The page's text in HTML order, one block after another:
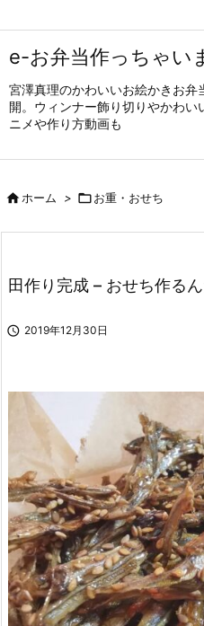
e-お弁当作っちゃい
宮澤真理のかわいいお絵かきお
開。ウィンナー飾り切りやかわ
ニメや作り方動画も
ホーム > お重・おせち
田作り完成 – おせち作る
 2019年12月30日